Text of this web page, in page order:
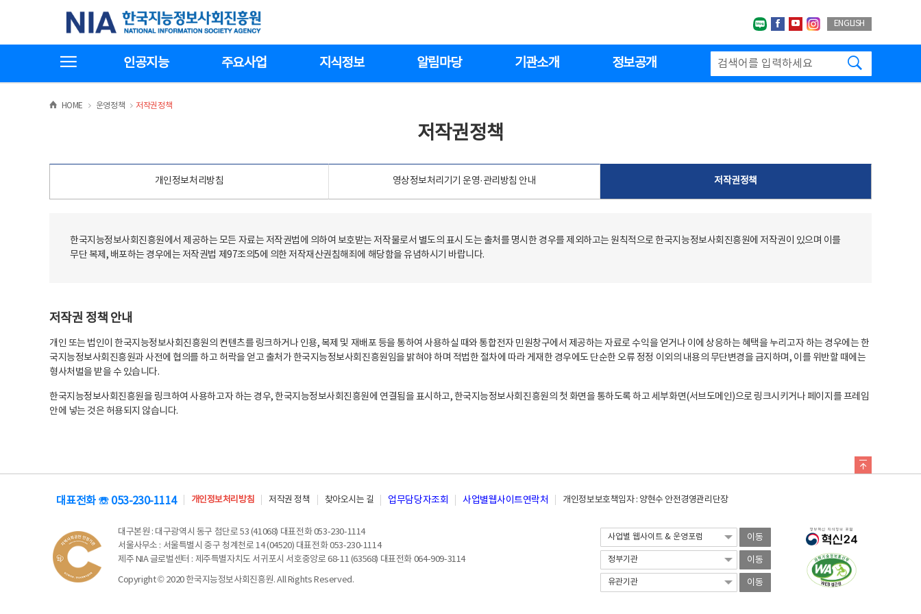
기
한국지능정보사회진흥원
네이버블로그
페이스북
유투브인스타그랩
ENGLISH
인공지능 주요사업 지식정보 알림마당 기관소개 정보공개
HOME >운영정책 >
저작권정책
저작권정책
개인정보처리방침 영상정보처리기기 운영·관리방침 안내 저작권정책
한국지능정보사회진흥원에서 제공하는 모든 자료는 저작권법에 의하여 보호받는 저작물로서 별도의 표시 도는 출처를 명시한 경우를 제외하고는 원칙적으로 한국지능정보사회진흥원에 저작권이 있으며 이를
무단 복제, 배포하는 경우에는 저작권법 제97조의5에 의한 저작재산권침해죄에 해당함을 유념하시기 바랍니다.
저작권 정책 안내
개인 또는 법인이 한국지능정보사회진흥원의 컨텐츠를 링크하거나 인용, 복제 및 재배포 등을 통하여 사용하실 때와 통합전자 민원창구에서 제공하는 자료로 수익을 얻거나 이에 상응하는 혜택을 누리고자 하는 경우에는 한
국지능정보사회진흥원과 사전에 협의를 하고 허락을 얻고 출처가 한국지능정보사회진흥원임을 밝혀야 하며 적법한 절차에 따라 게재한 경우에도 단순한 오류 정정 이외의 내용의 무단변경을 금지하며, 이를 위반할 때에는
형사처벌을 받을 수 있습니다.
한국지능정보사회진흥원을 링크하여 사용하고자 하는 경우, 한국지능정보사회진흥원에 연결됨을 표시하고, 한국지능정보사회진흥원의 첫 화면을 통하도록 하고 세부화면(서브도메인)으로 링크시키거나 페이지를 프레임
안에 넣는 것은 허용되지 않습니다.
대표전화 ☏ 053-230-1114 개인정보처리방침 저작권 정책 찾아오시는 길 업무담당자조회 사업별웹사이트연락처 개인정보보호책임자 : 양현수 안전경영관리단장
대구본원 : 대구광역시 동구 첨단로 53 (41068) 대표전화 053-230-1114
서울사무소 : 서울특별시 중구 청계천로 14 (04520) 대표전화 053-230-1114
제주 NIA 글로벌센터 : 제주특별자치도 서귀포시 서호중앙로 68-11 (63568) 대표전화 064-909-3114
Copyright © 2020 한국지능정보사회진흥원. All Rights Reserved.
이동
이동
이동